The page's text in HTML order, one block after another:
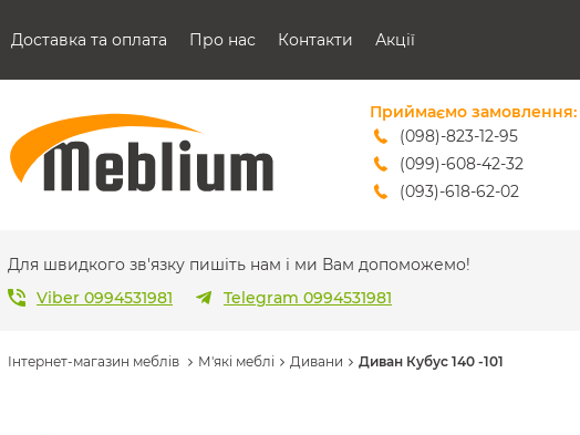
Доставка та оплата Про нас Контакти Акції
Приймаємо замовлення:
(098)-823-12-95
(099)-608-42-32
(093)-618-62-02
sales@meblium.com.ua
Для швидкого зв'язку пишіть нам і ми Вам допоможемо!
Viber 0994531981
Telegram 0994531981
Інтернет-магазин меблів М'які меблі Дивани Диван Кубус 140 -101